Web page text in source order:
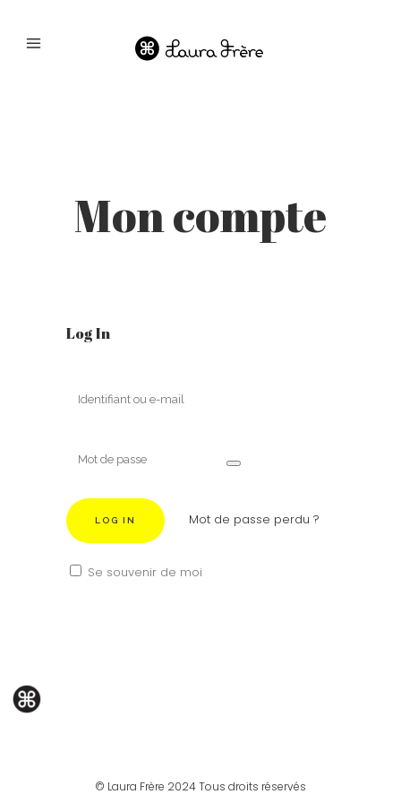
Mon compte
Log In
Mot de passe perdu ?
Se souvenir de moi
© Laura Frère 2024 Tous droits réservés